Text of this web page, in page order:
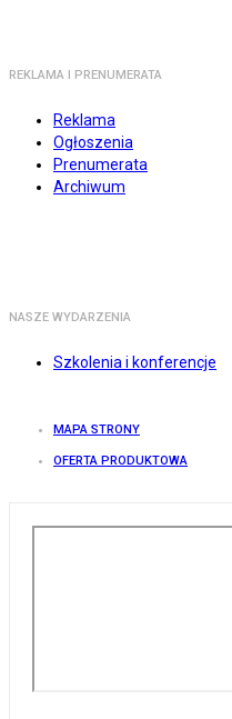
REKLAMA I PRENUMERATA
Reklama
Ogłoszenia
Prenumerata
Archiwum
NASZE WYDARZENIA
Szkolenia i konferencje
MAPA STRONY
OFERTA PRODUKTOWA